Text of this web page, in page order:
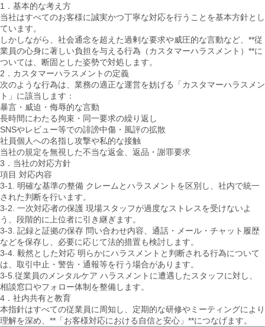
1．基本的な考え方
当社はすべてのお客様に誠実かつ丁寧な対応を行うことを基本方針とし
ています。
しかしながら、社会通念を超えた過剰な要求や威圧的な言動など、**従
業員の心身に著しい負担を与える行為（カスタマーハラスメント）**に
ついては、断固とした姿勢で対処します。
2．カスタマーハラスメントの定義
次のような行為は、業務の適正な運営を妨げる「カスタマーハラスメン
ト」に該当します：
暴言・威迫・侮辱的な言動
長時間にわたる拘束・同一要求の繰り返し
SNSやレビュー等での誹謗中傷・風評の拡散
社員個人への名指し攻撃や私的な接触
当社の規定を無視した不当な返金、返品・謝罪要求
3．当社の対応方針
項目 対応内容
3-1. 明確な基準の整備 クレームとハラスメントを区別し、社内で統一
された判断を行います。
3-2. 一次対応者の保護 現場スタッフが過度なストレスを受けないよ
う、段階的に上位者に引き継ぎます。
3-3. 記録と証拠の保存 問い合わせ内容、通話・メール・チャット履歴
などを保存し、必要に応じて法的措置も検討します。
3-4. 毅然とした対応 明らかにハラスメントと判断される行為について
は、取引中止・警告・通報等を行う場合があります。
3-5.従業員のメンタルケア ハラスメントに遭遇したスタッフに対し、
相談窓口やフォロー体制を整備します。
4．社内共有と教育
本指針はすべての従業員に周知し、定期的な研修やミーティングにより
理解を深め、**「お客様対応における自信と安心」**につなげます。